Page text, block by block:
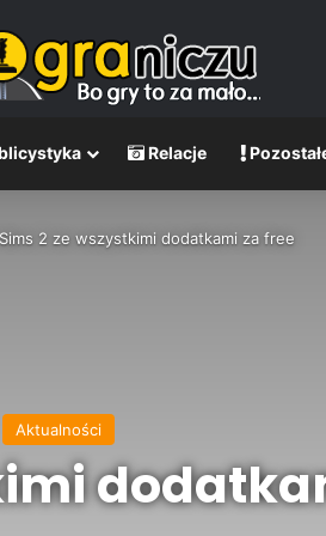
Relacje
Sims 2 ze wszystkimi dodatkami za free
Aktualności